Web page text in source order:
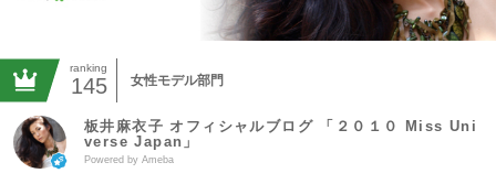
ranking
145 女性モデル部門
板井麻衣子 オフィシャルブログ 「２０１０ Miss Uni
verse Japan」
Powered by Ameba